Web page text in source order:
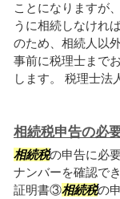
ことになりますが、
うに相続しなけれ
のため、相続人以
事前に税理士まで
します。 税理士法
相続税申告の必
相続税の申告に必
ナンバーを確認で
証明書③相続税の